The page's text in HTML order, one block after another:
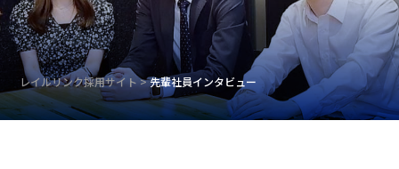
レイルリンク採用サイト>先輩社員インタビュー